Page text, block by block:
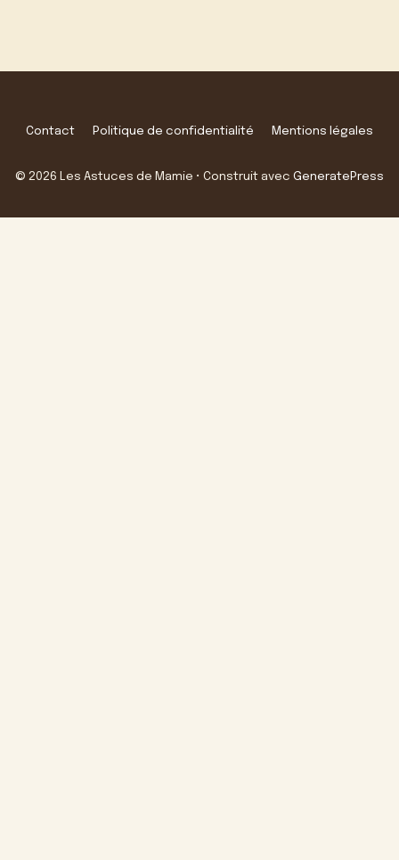
Contact Politique de confidentialité Mentions légales
© 2026 Les Astuces de Mamie • Construit avec GeneratePress